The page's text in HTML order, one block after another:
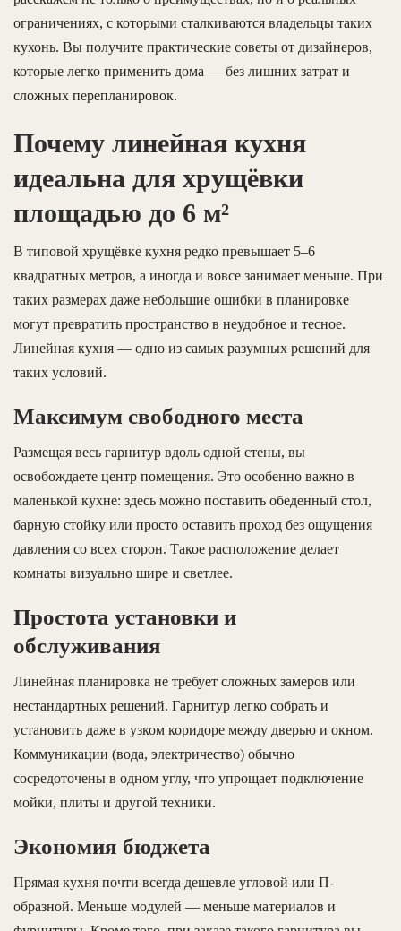
ограничениях, с которыми сталкиваются владельцы таких
кухонь. Вы получите практические советы от дизайнеров,
которые легко применить дома — без лишних затрат и
сложных перепланировок.
Почему линейная кухня
идеальна для хрущёвки
площадью до 6 м²
В типовой хрущёвке кухня редко превышает 5–6
квадратных метров, а иногда и вовсе занимает меньше. При
таких размерах даже небольшие ошибки в планировке
могут превратить пространство в неудобное и тесное.
Линейная кухня — одно из самых разумных решений для
таких условий.
Максимум свободного места
Размещая весь гарнитур вдоль одной стены, вы
освобождаете центр помещения. Это особенно важно в
маленькой кухне: здесь можно поставить обеденный стол,
барную стойку или просто оставить проход без ощущения
давления со всех сторон. Такое расположение делает
комнаты визуально шире и светлее.
Простота установки и
обслуживания
Линейная планировка не требует сложных замеров или
нестандартных решений. Гарнитур легко собрать и
установить даже в узком коридоре между дверью и окном.
Коммуникации (вода, электричество) обычно
сосредоточены в одном углу, что упрощает подключение
мойки, плиты и другой техники.
Экономия бюджета
Прямая кухня почти всегда дешевле угловой или П-
образной. Меньше модулей — меньше материалов и